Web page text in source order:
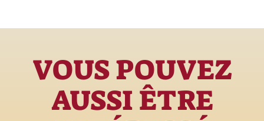
VOUS POUVEZ
AUSSI ÊTRE